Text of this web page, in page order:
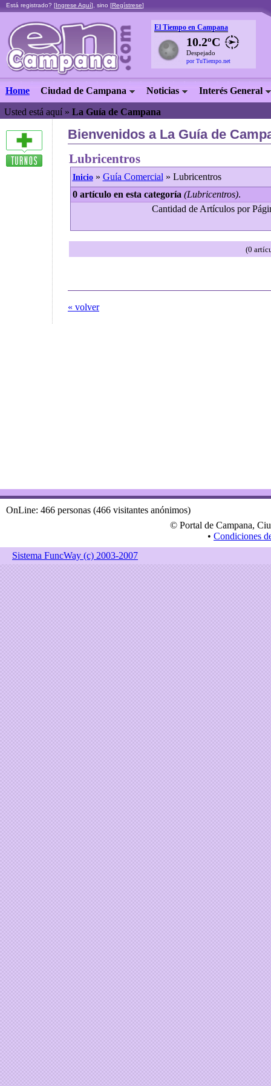
Está registrado? [Ingrese Aquí], sino [Regístrese]
El Tiempo en Campana
10.2ºC
Despejado
por TuTiempo.net
Home Ciudad de Campana Noticias Interés General
Usted está aquí » La Guía de Campana
Bienvenidos a La Guía de
Lubricentros
Inicio» Guía Comercial » Lubricentros
0 artículo en esta categoría (Lubricentros).
Cantidad de Artículos por
(0
« volver
OnLine: 466 personas (466 visitantes anónimos)
© Portal de Campana,
• Condiciones
Sistema FuncWay (c) 2003-2007